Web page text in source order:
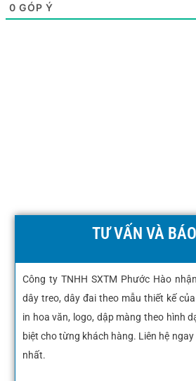
0 GÓP Ý
TƯ VẤN VÀ
Công ty TNHH SXTM Phước Hào
dây treo, dây đai theo mẫu thiết kế
in hoa văn, logo, dập màng theo hình
biệt cho từng khách hàng. Liên hệ
nhất.